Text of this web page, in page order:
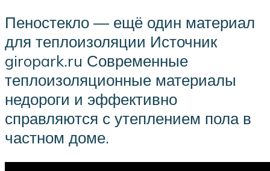
Пеностекло — ещё один материал
для теплоизоляции Источник
giropark.ru Современные
теплоизоляционные материалы
недороги и эффективно
справляются с утеплением пола в
частном доме.